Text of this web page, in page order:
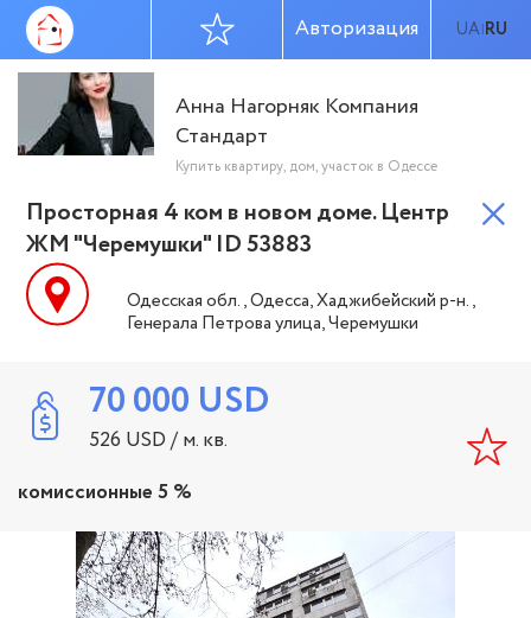
UA|RU
Авторизация
Анна Нагорняк Компания
Стандарт
Купить квартиру, дом, участок в Одессе
Просторная 4 ком в новом доме. Центр
ЖМ "Черемушки" ID 53883
Одесская обл., Одесса, Хаджибейский р-н.,
Генерала Петрова улица, Черемушки
70 000 USD
526 USD/ м. кв.
комиссионные 5 %